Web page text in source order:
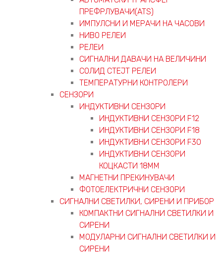
ПРЕФРЛУВАЧИ(ATS)
ИМПУЛСНИ И МЕРАЧИ НА ЧАСОВИ
НИВО РЕЛЕИ
РЕЛЕИ
СИГНАЛНИ ДАВАЧИ НА ВЕЛИЧИНИ
СОЛИД СТЕЈТ РЕЛЕИ
ТЕМПЕРАТУРНИ КОНТРОЛЕРИ
СЕНЗОРИ
ИНДУКТИВНИ СЕНЗОРИ
ИНДУКТИВНИ СЕНЗОРИ F12
ИНДУКТИВНИ СЕНЗОРИ F18
ИНДУКТИВНИ СЕНЗОРИ F30
ИНДУКТИВНИ СЕНЗОРИ
КОЦКАСТИ 18ММ
МАГНЕТНИ ПРЕКИНУВАЧИ
ФОТОЕЛЕКТРИЧНИ СЕНЗОРИ
СИГНАЛНИ СВЕТИЛКИ, СИРЕНИ И ПРИБОР
КОМПАКТНИ СИГНАЛНИ СВЕТИЛКИ И
СИРЕНИ
МОДУЛАРНИ СИГНАЛНИ СВЕТИЛКИ И
СИРЕНИ